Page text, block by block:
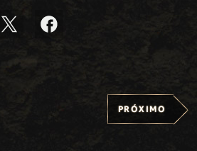
PRÓXIMO